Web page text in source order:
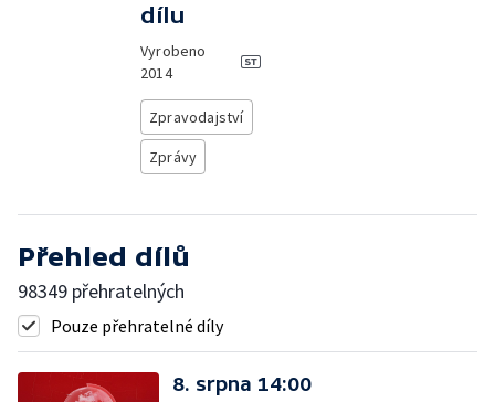
dílu
Vyrobeno
2014
Zpravodajství
Zprávy
Přehled dílů
98349 přehratelných
Pouze přehratelné díly
8. srpna 14:00